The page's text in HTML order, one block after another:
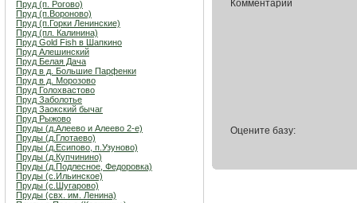
Пруд (п. Рогово)
Пруд (п.Вороново)
Пруд (п.Горки Ленинские)
Пруд (пл. Калинина)
Пруд Gold Fish в Шапкино
Пруд Алешинский
Пруд Белая Дача
Пруд в д. Большие Парфенки
Пруд в д. Морозово
Пруд Голохвастово
Пруд Заболотье
Пруд Заокский бычаг
Пруд Рыжово
Пруды (д.Алеево и Алеево 2-е)
Пруды (д.Глотаево)
Пруды (д.Есипово, п.Узуново)
Пруды (д.Купчинино)
Пруды (д.Подлесное, Федоровка)
Пруды (с.Ильинское)
Пруды (с.Шугарово)
Пруды (свх. им. Ленина)
Комментарий
Оцените базу: